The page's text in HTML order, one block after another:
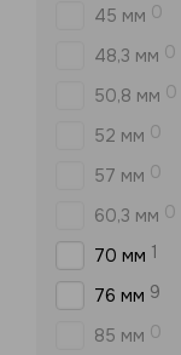
45 мм 0
48,3 мм 0
50,8 мм 0
52 мм 0
57 мм 0
60,3 мм 0
70 мм 1
76 мм 9
85 мм 0